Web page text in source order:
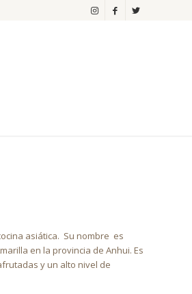
asiática. Su nombre es
en la provincia de Anhui. Es
y un alto nivel de